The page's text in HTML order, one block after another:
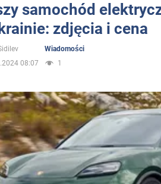
Ukrainie
samochód
zdjęcia i cena
Wiadomości
08:07
1